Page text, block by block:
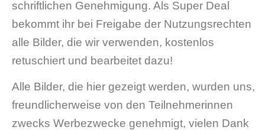
schriftlichen Genehmigung. Als Super Deal
bekommt ihr bei Freigabe der Nutzungsrechten
alle Bilder, die wir verwenden, kostenlos
retuschiert und bearbeitet dazu!
Alle Bilder, die hier gezeigt werden, wurden uns,
freundlicherweise von den Teilnehmerinnen
zwecks Werbezwecke genehmigt, vielen Dank